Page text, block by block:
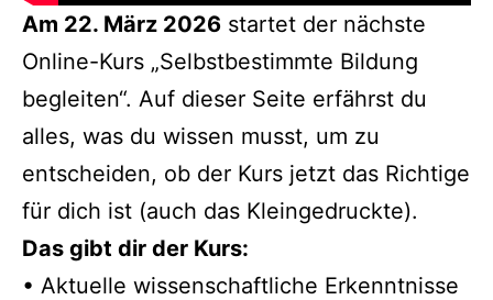
Am 22. März 2026 startet der nächste
Online-Kurs „Selbstbestimmte Bildung
begleiten“. Auf dieser Seite erfährst du
alles, was du wissen musst, um zu
entscheiden, ob der Kurs jetzt das Richtige
für dich ist (auch das Kleingedruckte).
Das gibt dir der Kurs:
• Aktuelle wissenschaftliche Erkenntnisse